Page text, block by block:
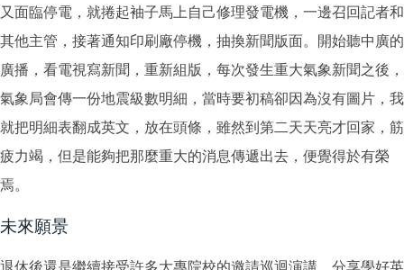
又面臨停電，就捲起袖子馬上自己修理發電機，一邊召回記者和
其他主管，接著通知印刷廠停機，抽換新聞版面。開始聽中廣的
廣播，看電視寫新聞，重新組版，每次發生重大氣象新聞之後，
氣象局會傳一份地震級數明細，當時要初稿卻因為沒有圖片，我
就把明細表翻成英文，放在頭條，雖然到第二天天亮才回家，筋
疲力竭，但是能夠把那麼重大的消息傳遞出去，便覺得於有榮
焉。
未來願景